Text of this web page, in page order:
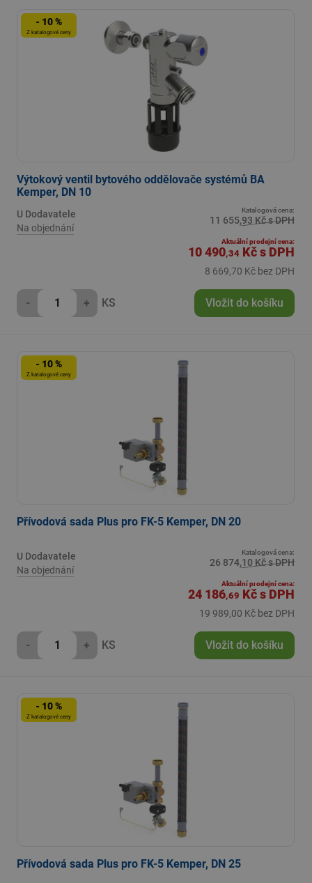
- 10 %
Z katalogové ceny
Výtokový ventil bytového oddělovače systémů BA
Kemper, DN 10
U Dodavatele
Na objednání
Katalogová cena:
11 655,93 Kč s DPH
Aktuální prodejní cena:
10 490,34 Kčs DPH
8 669,70 Kč bez DPH
- + KS Vložit do košíku
- 10 %
Z katalogové ceny
Přívodová sada Plus pro FK-5 Kemper, DN 20
U Dodavatele
Na objednání
Katalogová cena:
26 874,10 Kč s DPH
Aktuální prodejní cena:
24 186,69 Kčs DPH
19 989,00 Kč bez DPH
- + KS Vložit do košíku
- 10 %
Z katalogové ceny
Přívodová sada Plus pro FK-5 Kemper, DN 25